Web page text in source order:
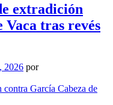
extradición
Vaca tras revés
2026 por